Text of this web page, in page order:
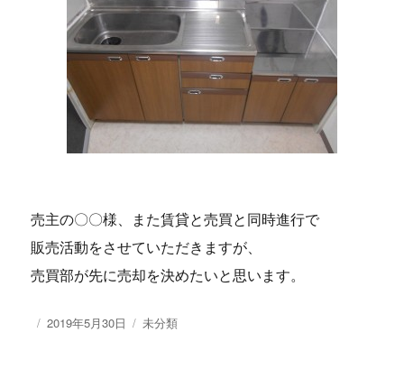
売主の〇〇様、また賃貸と売買と同時進行で
販売活動をさせていただきますが、
売買部が先に売却を決めたいと思います。
投
2019年5月30日
カ
未分類